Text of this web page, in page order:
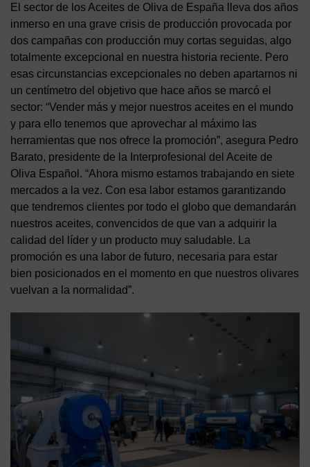
El sector de los Aceites de Oliva de España lleva dos años
inmerso en una grave crisis de producción provocada por
dos campañas con producción muy cortas seguidas, algo
totalmente excepcional en nuestra historia reciente. Pero
esas circunstancias excepcionales no deben apartarnos ni
un centímetro del objetivo que hace años se marcó el
sector: “Vender más y mejor nuestros aceites en el mundo
y para ello tenemos que aprovechar al máximo las
herramientas que nos ofrece la promoción”, asegura Pedro
Barato, presidente de la Interprofesional del Aceite de
Oliva Español. “Ahora mismo estamos trabajando en siete
mercados a la vez. Con esa labor estamos garantizando
que tendremos clientes por todo el globo que demandarán
nuestros aceites, convencidos de que van a adquirir la
calidad del líder y un producto muy saludable. La
promoción es una labor de futuro, necesaria para estar
bien posicionados en el momento en que nuestros olivares
vuelvan a la normalidad”.